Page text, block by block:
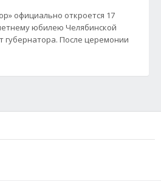
официально откроется 17
юбилею Челябинской
губернатора. После церемонии